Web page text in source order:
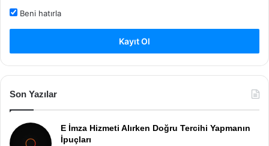
Beni hatırla
Kayıt Ol
Son Yazılar
E İmza Hizmeti Alırken Doğru Tercihi Yapmanın
İpuçları